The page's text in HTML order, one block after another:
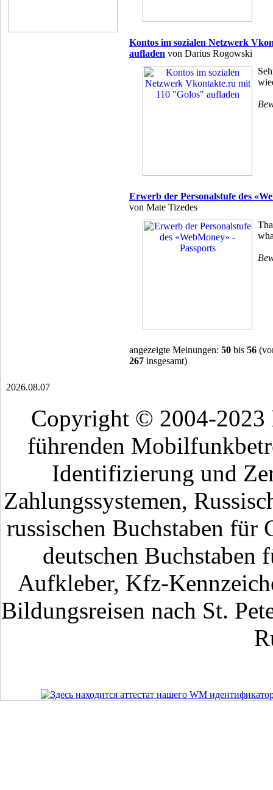
Kontos im sozialen Netzwerk
aufladen von Darius Rogowski
Erwerb der Personalstufe des
von Mate Tizedes
angezeigte Meinungen: 50 bis 56
267 insgesamt)
2026.08.07
Copyright © 2004-
führenden
Identifizierung und
Zahlungssystemen,
russischen Buchstaben für
deutschen Buchstaben
Aufkleber, Kfz-
Bildungsreisen nach St.